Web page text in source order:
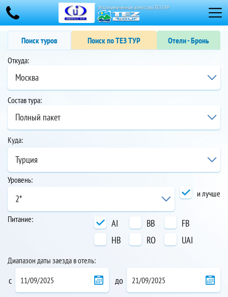
Поиск туров Поиск по ТЕЗ ТУР
Отели - Бронь
Откуда:
Москва
Состав тура:
Полный пакет
Куда:
Турция
Уровень:
2* и лучше
Питание: AI BB
FB
HB
RO UAI
Диапазон даты заезда в отель:
с до